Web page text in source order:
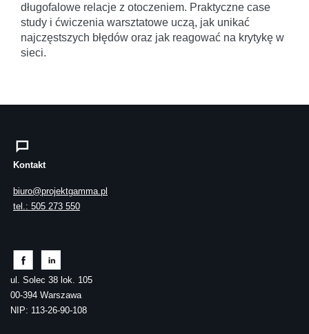
długofalowe relacje z otoczeniem. Praktyczne case
study i ćwiczenia warsztatowe uczą, jak unikać
najczęstszych błędów oraz jak reagować na krytykę w
sieci.
Kontakt
biuro@projektgamma.pl
tel.: 505 273 550
ul. Solec 38 lok. 105
00-394 Warszawa
NIP: 113-26-90-108